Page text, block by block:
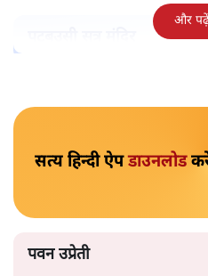
महिलाओं को नहीं घुसने दिया
ऐसा होता है। कुछ मंदिर ऐसे हैं
के अंदर नहीं जाने को कहा जाता
उम्र की महिलाओं को कभी भी
पटबउसी सत्र मंदिर